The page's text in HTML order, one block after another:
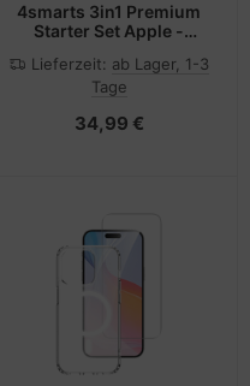
4smarts 3in1 Premium
Starter Set Apple -
Lieferzeit: ab Lager, 1-3
Tage
34,99 €